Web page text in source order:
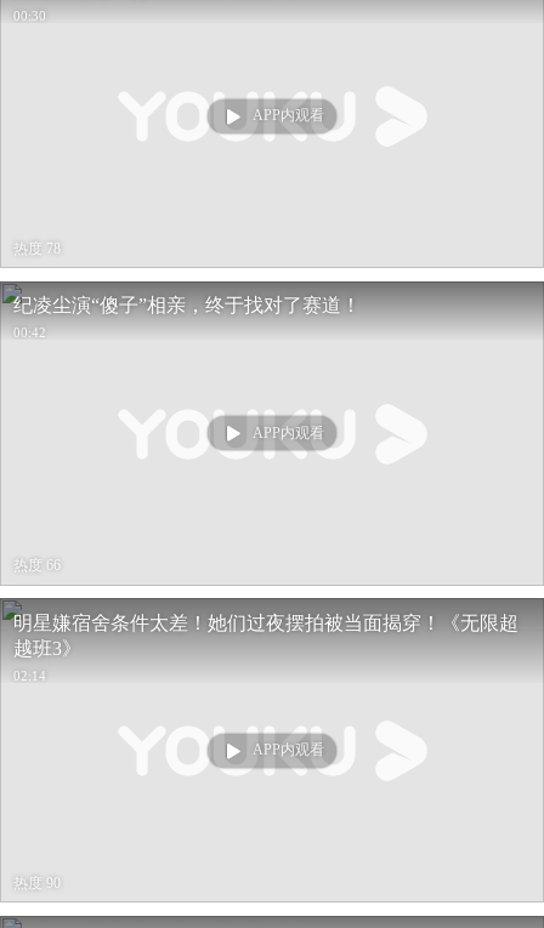
00:30
APP内观看
热度 78
纪凌尘演“傻子”相亲，终于找对了赛道！
00:42
APP内观看
热度 66
明星嫌宿舍条件太差！她们过夜摆拍被当面揭穿！《无限超
越班3》
02:14
APP内观看
热度 90